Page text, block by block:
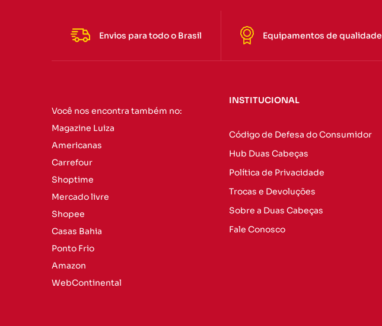
Envios para todo o Brasil Equipamentos de qualidade
Você nos encontra também no:
Magazine Luiza
Americanas
Carrefour
Shoptime
Mercado livre
Shopee
Casas Bahia
Ponto Frio
Amazon
WebContinental
INSTITUCIONAL
Código de Defesa do Consumidor
Hub Duas Cabeças
Política de Privacidade
Trocas e Devoluções
Sobre a Duas Cabeças
Fale Conosco